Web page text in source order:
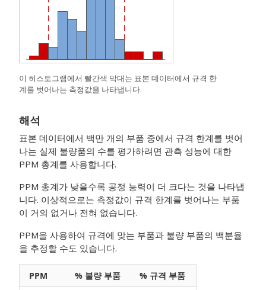
이 히스토그램에서 빨간색 막대는 표본 데이터에서 규격 한
계를 벗어나는 측정값을 나타냅니다.
해석
표본 데이터에서 백만 개의 부품 중에서 규격 한계를 벗어
나는 실제 불량품의 수를 평가하려면 관측 성능에 대한
PPM 총계를 사용합니다.
PPM 총계가 낮을수록 공정 능력이 더 크다는 것을 나타냅
니다. 이상적으로는 측정값이 규격 한계를 벗어나는 부품
이 거의 없거나 전혀 없습니다.
PPM을 사용하여 규격에 맞는 부품과 불량 부품의 백분율
을 추정할 수도 있습니다.
PPM % 불량 부품 % 규격 부품